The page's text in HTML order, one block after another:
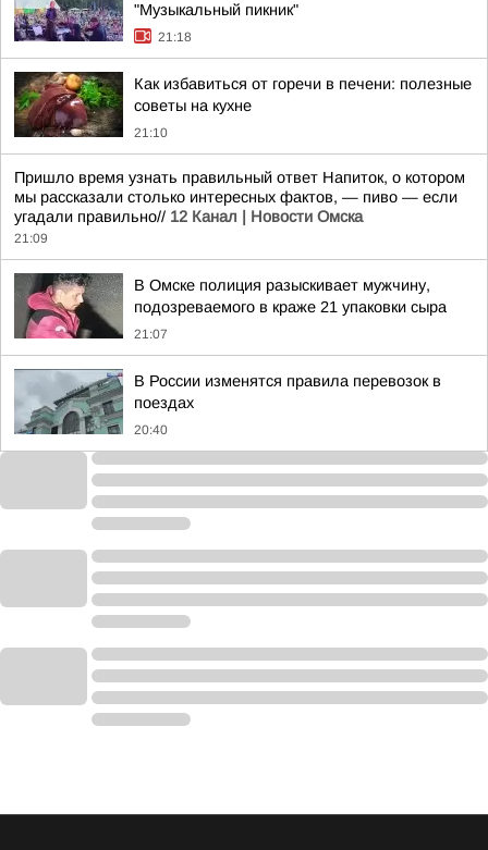
"Музыкальный пикник"
21:18
Как избавиться от горечи в печени: полезные
советы на кухне
21:10
Пришло время узнать правильный ответ Напиток, о котором
мы рассказали столько интересных фактов, — пиво — если
угадали правильно// 12 Канал | Новости Омска
21:09
В Омске полиция разыскивает мужчину,
подозреваемого в краже 21 упаковки сыра
21:07
В России изменятся правила перевозок в
поездах
20:40